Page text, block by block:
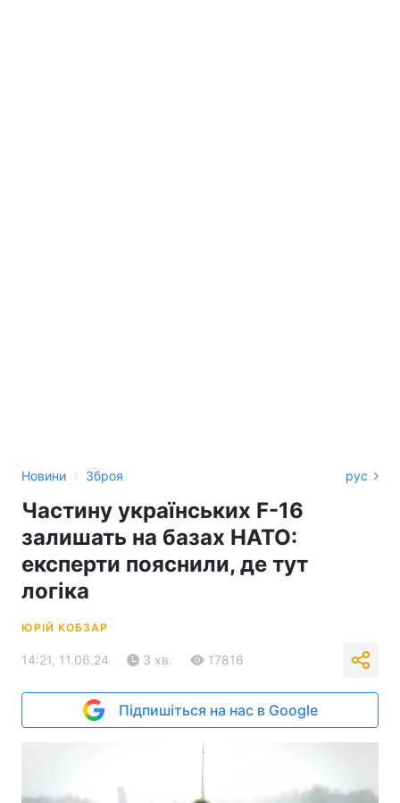
Новини › Зброя рус
Частину українських F-16
залишать на базах НАТО:
експерти пояснили, де тут
логіка
ЮРІЙ КОБЗАР
14:21, 11.06.24 3 хв. 17816
Підпишіться на нас в Google